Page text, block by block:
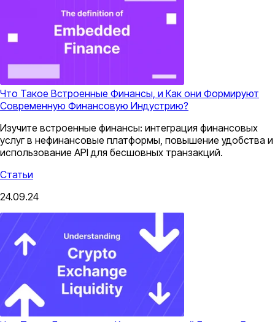
Что Такое Встроенные Финансы, и Как они Формируют
Современную Финансовую Индустрию?
Изучите встроенные финансы: интеграция финансовых
услуг в нефинансовые платформы, повышение удобства и
использование API для бесшовных транзакций.
Статьи
24.09.24